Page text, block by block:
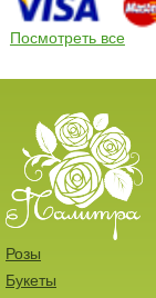
Посмотреть все
Розы
Букеты